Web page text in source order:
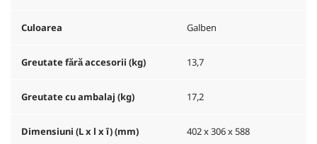
Culoarea Galben
Greutate fără accesorii (kg) 13,7
Greutate cu ambalaj (kg) 17,2
Dimensiuni (L x l x î) (mm) 402 x 306 x 588